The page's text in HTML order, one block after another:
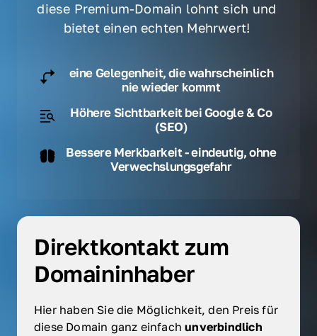
diese Premium-Domain lohnt sich und
bietet einen echten Mehrwert!
eine Gelegenheit, die wahrscheinlich
nie wieder kommt
Höhere Sichtbarkeit bei Google & Co
(SEO)
Bessere Merkbarkeit - eindeutig, ohne
Verwechslungsgefahr
Direktkontakt zum
Domaininhaber
Hier haben Sie die Möglichkeit, den Preis für
diese Domain ganz einfach